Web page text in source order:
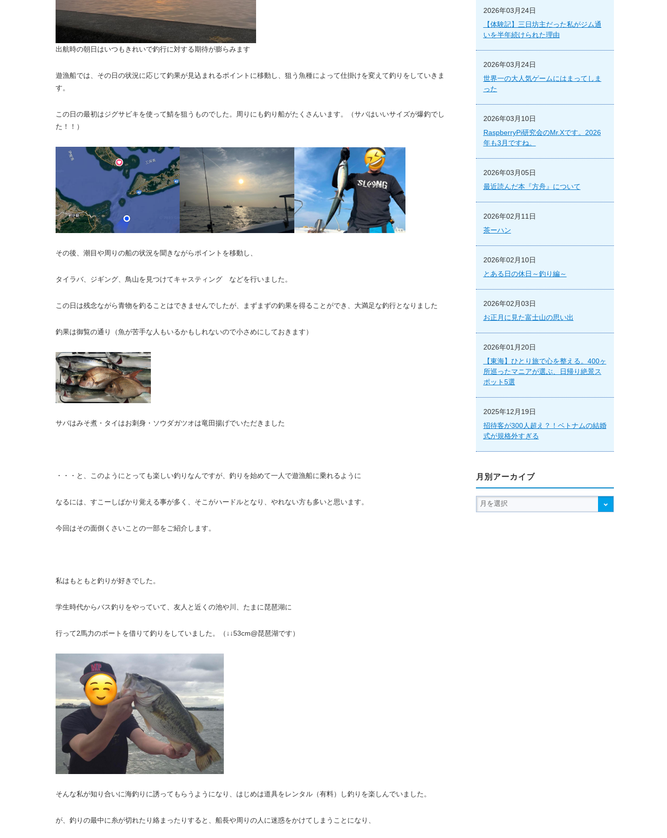
出航時の朝日はいつもきれいで釣行に対する期待が膨らみます
遊漁船では、その日の状況に応じて釣果が見込まれるポイントに移動し、狙う魚種によって仕掛けを変えて釣りをしていきま
す。
この日の最初はジグサビキを使って鯖を狙うものでした。周りにも釣り船がたくさんいます。（サバはいいサイズが爆釣でし
た！！）
その後、潮目や周りの船の状況を聞きながらポイントを移動し、
タイラバ、ジギング、鳥山を見つけてキャスティング などを行いました。
この日は残念ながら青物を釣ることはできませんでしたが、まずまずの釣果を得ることができ、大満足な釣行となりました
釣果は御覧の通り（魚が苦手な人もいるかもしれないので小さめにしておきます）
サバはみそ煮・タイはお刺身・ソウダガツオは竜田揚げでいただきました
・・・と、このようにとっても楽しい釣りなんですが、釣りを始めて一人で遊漁船に乗れるように
なるには、すこーしばかり覚える事が多く、そこがハードルとなり、やれない方も多いと思います。
今回はその面倒くさいことの一部をご紹介します。
私はもともと釣りが好きでした。
学生時代からバス釣りをやっていて、友人と近くの池や川、たまに琵琶湖に
行って2馬力のボートを借りて釣りをしていました。（↓↓53cm@琵琶湖です）
そんな私が知り合いに海釣りに誘ってもらうようになり、 はじめは道具をレンタル（有料）し釣りを楽しんでいました。
が、釣りの最中に糸が切れたり絡まったりすると、船長や周りの人に迷惑をかけてしまうことになり、
2026年03月24日
【体験記】三日坊主だった私がジム通
いを半年続けられた理由
2026年03月24日
世界一の大人気ゲームにはまってしま
った
2026年03月10日
RaspberryPi研究会のMr.Xです。2026
年も3月ですね。
2026年03月05日
最近読んだ本『方舟』について
2026年02月11日
茶ーハン
2026年02月10日
とある日の休日～釣り編～
2026年02月03日
お正月に見た富士山の思い出
2026年01月20日
【東海】ひとり旅で心を整える。400ヶ
所巡ったマニアが選ぶ、日帰り絶景ス
ポット5選
2025年12月19日
招待客が300人超え？！ベトナムの結婚
式が規格外すぎる
月別アーカイブ